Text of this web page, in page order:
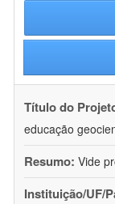
Título do
educação
Resumo: Vide
Instituição/UF/